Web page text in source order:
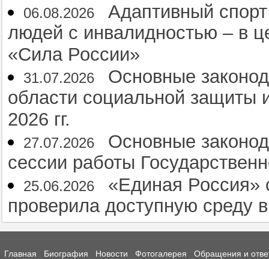
06.08.2026 Адаптивный
людей с инвалидностью – в
«Сила России»
31.07.2026 Основные
области социальной защиты
2026 гг.
27.07.2026 Основные
сессии работы
25.06.2026 «Единая Россия»
проверила доступную среду
Главная Биография Новости Фотогалерея Обращения и